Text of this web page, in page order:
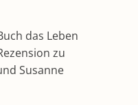
das Leben
zu
Susanne